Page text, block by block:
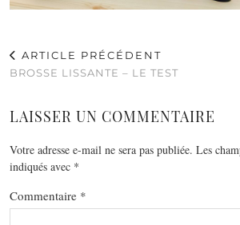
ARTICLE PRÉCÉDENT
BROSSE LISSANTE – LE TEST
LAISSER UN COMMENTAIRE
Votre adresse e-mail ne sera pas publiée. Les
indiqués avec *
Commentaire *